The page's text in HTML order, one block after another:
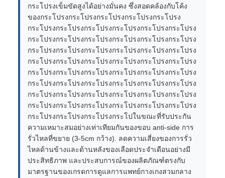
กระโปรงเข็มขัดสูงได้อย่างมั่นคง ซึ่งสอดคล้องกับโค้ง
ของกระโปรงกระโปรงกระโปรงกระโปรงกระโปรง
กระโปรงกระโปรงกระโปรงกระโปรงกระโปรงกระโปรง
กระโปรงกระโปรงกระโปรงกระโปรงกระโปรงกระโปรง
กระโปรงกระโปรงกระโปรงกระโปรงกระโปรงกระโปรง
กระโปรงกระโปรงกระโปรงกระโปรงกระโปรงกระโปรง
กระโปรงกระโปรงกระโปรงกระโปรงกระโปรงกระโปรง
กระโปรงกระโปรงกระโปรงกระโปรงกระโปรงกระโปรง
กระโปรงกระโปรงกระโปรงกระโปรงกระโปรงกระโปรง
กระโปรงกระโปรงกระโปรงกระโปรงกระโปรงกระโปรง
กระโปรงกระโปรงกระโปรงกระโปในขณะที่รับประกัน
ความเหมาะสมอย่างเท่าเทียมกันของขอบ anti-side การ
รั่วไหลที่ขยาย (3-5cm กว้าง). ลดความเสี่ยงของการรั่ว
ไหลด้านข้างและด้านหลังของเลือดประจําเดือนอย่างมี
ประสิทธิภาพ และประสบการณ์ของผลิตภัณฑ์ตรงกับ
มาตรฐานของเกรดการดูแลการแพทย์กางเกงสวมกลาง